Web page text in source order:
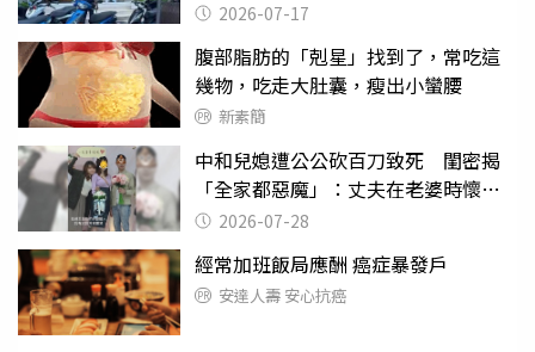
2026-07-17
腹部脂肪的「剋星」找到了，常吃這
幾物，吃走大肚囊，瘦出小蠻腰
新素簡
中和兒媳遭公公砍百刀致死 閨密揭
「全家都惡魔」：丈夫在老婆時懷孕
摔東西
2026-07-28
經常加班飯局應酬 癌症暴發戶
安達人壽 安心抗癌